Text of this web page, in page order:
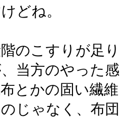
どね。
のこすりが足
当方のやった
とかの固い繊
じゃなく、布